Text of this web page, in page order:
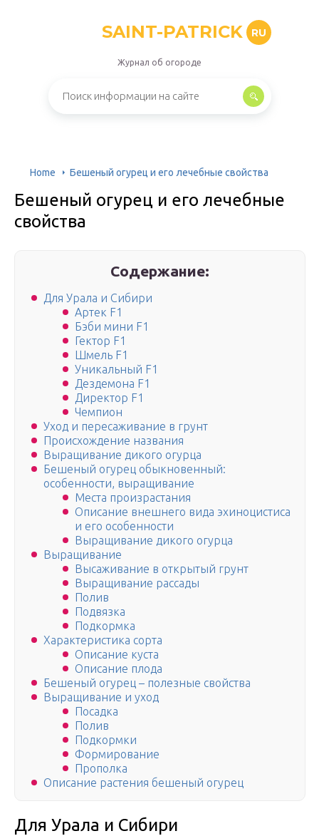
SAINT-PATRICK RU
Журнал об огороде
Home Бешеный огурец и его лечебные свойства
Бешеный огурец и его лечебные
свойства
Содержание:
Для Урала и Сибири
Артек F1
Бэби мини F1
Гектор F1
Шмель F1
Уникальный F1
Дездемона F1
Директор F1
Чемпион
Уход и пересаживание в грунт
Происхождение названия
Выращивание дикого огурца
Бешеный огурец обыкновенный:
особенности, выращивание
Места произрастания
Описание внешнего вида эхиноцистиса
и его особенности
Выращивание дикого огурца
Выращивание
Высаживание в открытый грунт
Выращивание рассады
Полив
Подвязка
Подкормка
Характеристика сорта
Описание куста
Описание плода
Бешеный огурец – полезные свойства
Выращивание и уход
Посадка
Полив
Подкормки
Формирование
Прополка
Описание растения бешеный огурец
Для Урала и Сибири